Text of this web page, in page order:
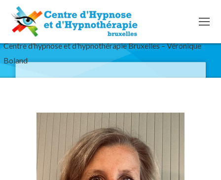
Centre d’hypnose et d’hypnothérapie Bruxelles – Véronique
Boland